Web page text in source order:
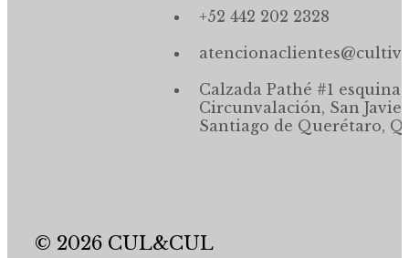
+52 442 202 2328
Calzada Pathé #1 esquina,
Circunvalación, San
Santiago de Querétaro,
© 2026 CUL&CUL